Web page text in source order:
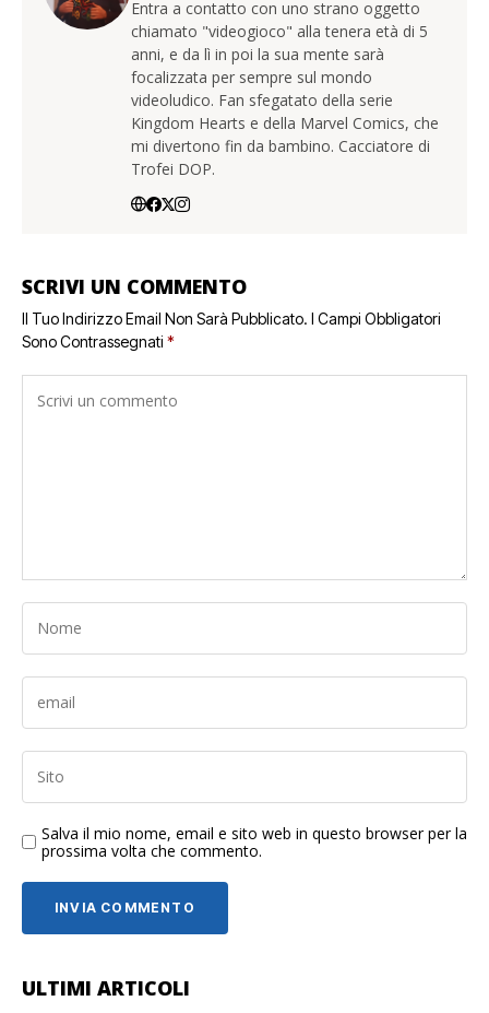
Entra a contatto con uno strano oggetto
chiamato "videogioco" alla tenera età di 5
anni, e da lì in poi la sua mente sarà
focalizzata per sempre sul mondo
videoludico. Fan sfegatato della serie
Kingdom Hearts e della Marvel Comics, che
mi divertono fin da bambino. Cacciatore di
Trofei DOP.
SCRIVI UN COMMENTO
Il Tuo Indirizzo Email Non Sarà Pubblicato. I Campi Obbligatori
Sono Contrassegnati *
Salva il mio nome, email e sito web in questo browser per la
prossima volta che commento.
ULTIMI ARTICOLI